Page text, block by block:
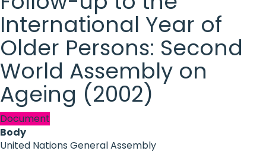
International Year of
Older Persons: Second
World Assembly on
Ageing (2002)
Document
Body
United Nations General Assembly